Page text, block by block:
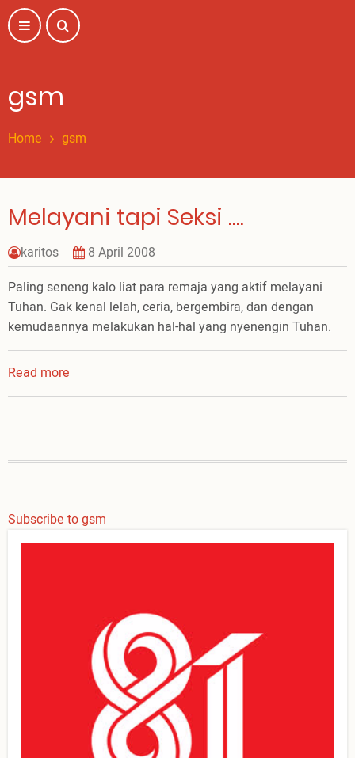
Skip
to
main
gsm
Home gsm
Melayani tapi Seksi ....
karitos
8 April 2008
Paling seneng kalo liat para remaja yang aktif melayani
Tuhan. Gak kenal lelah, ceria, bergembira, dan dengan
kemudaannya melakukan hal-hal yang nyenengin Tuhan.
Read more
Melayani
Subscribe to gsm